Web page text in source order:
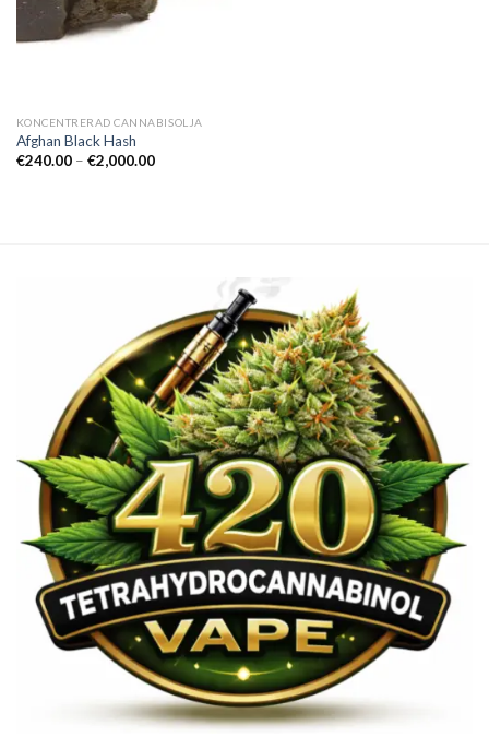
KONCENTRERAD CANNABISOLJA
Afghan Black Hash
€240.00 – €2,000.00Prisintervall: